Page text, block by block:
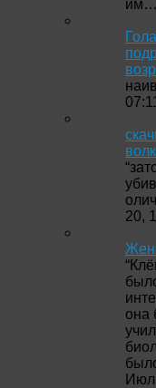
им…
07:11
“
20,
“
она
Июл